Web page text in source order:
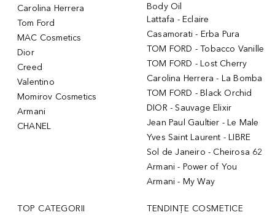
Carolina Herrera
Tom Ford
MAC Cosmetics
Dior
Creed
Valentino
Momirov Cosmetics
Armani
CHANEL
Body Oil
Lattafa - Eclaire
Casamorati - Erba Pura
TOM FORD - Tobacco Vanille
TOM FORD - Lost Cherry
Carolina Herrera - La Bomba
TOM FORD - Black Orchid
DIOR - Sauvage Elixir
Jean Paul Gaultier - Le Male
Yves Saint Laurent - LIBRE
Sol de Janeiro - Cheirosa 62
Armani - Power of You
Armani - My Way
TOP CATEGORII TENDINȚE COSMETICE